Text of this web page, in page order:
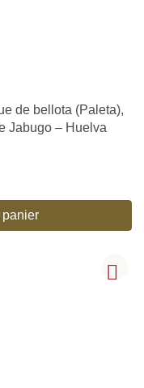
de bellota (Paleta),
Jabugo – Huelva